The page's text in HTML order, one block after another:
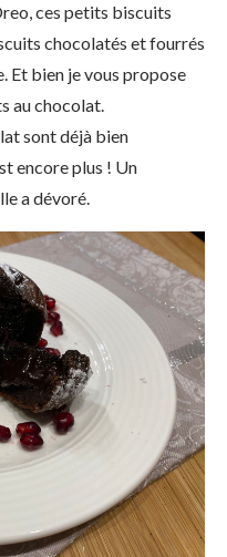
ces petits biscuits
chocolatés et fourrés
Et bien je vous propose
au chocolat.
sont déjà bien
encore plus ! Un
a dévoré.